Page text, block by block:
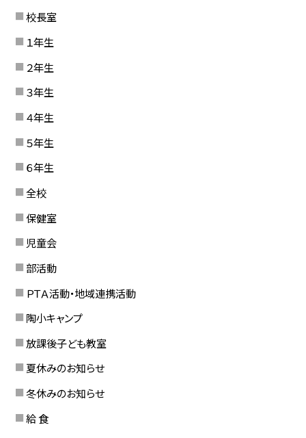
校長室
１年生
２年生
３年生
４年生
５年生
６年生
全校
保健室
児童会
部活動
ＰＴＡ活動・地域連携活動
陶小キャンプ
放課後子ども教室
夏休みのお知らせ
冬休みのお知らせ
給 食